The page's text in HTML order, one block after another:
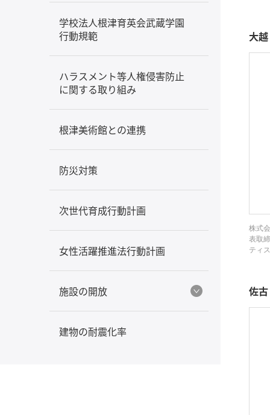
大
株式
表取
ティ
佐
学校法人根津育英会武蔵学園
行動規範
ハラスメント等人権侵害防止
に関する取り組み
根津美術館との連携
防災対策
次世代育成行動計画
女性活躍推進法行動計画
施設の開放
建物の耐震化率